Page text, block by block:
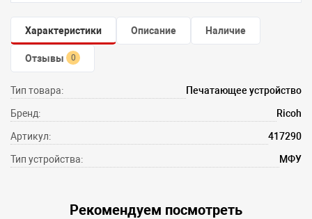
Характеристики Описание Наличие
Отзывы 0
Тип товара: Печатающее устройство
Бренд: Ricoh
Артикул: 417290
Тип устройства: МФУ
Рекомендуем посмотреть